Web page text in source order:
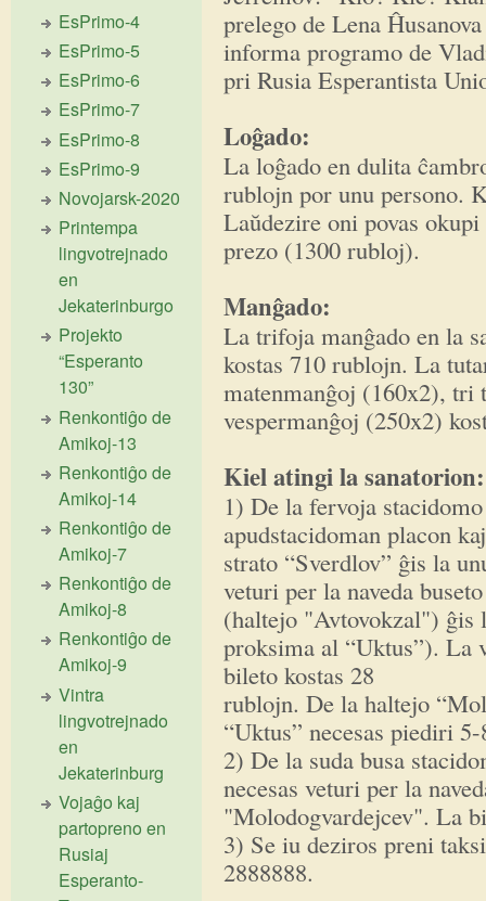
prelego de Lena
informa programo de
pri Rusia Esperantista
Loĝado:
La loĝado en dulita
rublojn por unu persono.
Laŭdezire oni povas
prezo (1300 rubloj).
Manĝado:
La trifoja manĝado en la
kostas 710 rublojn. La
matenmanĝoj (160x2), tri
vespermanĝoj (250x2)
Kiel atingi la sanatorion:
1) De la fervoja
apudstacidoman placon
strato “Sverdlov” ĝis la
veturi per la naveda
(haltejo "Avtovokzal") ĝis
proksima al “Uktus”). La
bileto kostas 28
rublojn. De la haltejo
“Uktus” necesas piediri
2) De la suda busa
necesas veturi per la
"Molodogvardejcev". La
3) Se iu deziros preni
2888888.
EsPrimo-4
EsPrimo-5
EsPrimo-6
EsPrimo-7
EsPrimo-8
EsPrimo-9
Novojarsk-2020
Printempa
lingvotrejnado
en
Jekaterinburgo
Projekto
“Esperanto
130”
Renkontiĝo de
Amikoj-13
Renkontiĝo de
Amikoj-14
Renkontiĝo de
Amikoj-7
Renkontiĝo de
Amikoj-8
Renkontiĝo de
Amikoj-9
Vintra
lingvotrejnado
en
Jekaterinburg
Vojaĝo kaj
partopreno en
Rusiaj
Esperanto-